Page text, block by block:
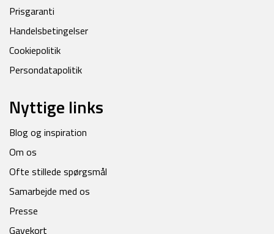
Prisgaranti
Handelsbetingelser
Cookiepolitik
Persondatapolitik
Nyttige links
Blog og inspiration
Om os
Ofte stillede spørgsmål
Samarbejde med os
Presse
Gavekort